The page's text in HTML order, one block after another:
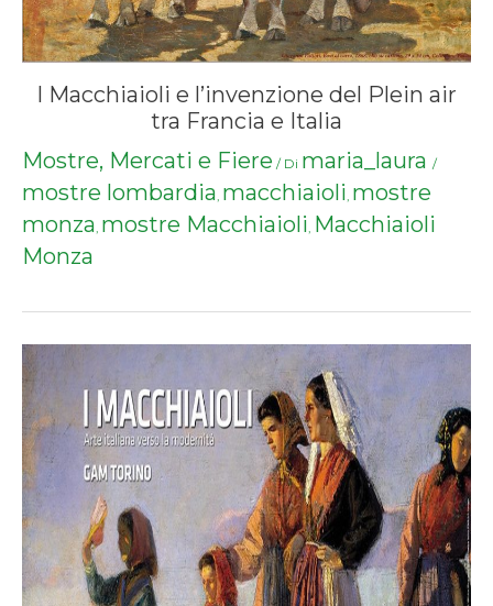
I Macchiaioli e l’invenzione del Plein air
tra Francia e Italia
Mostre, Mercati e Fiere / Di maria_laura /
mostre lombardia, macchiaioli, mostre
monza, mostre Macchiaioli, Macchiaioli
Monza